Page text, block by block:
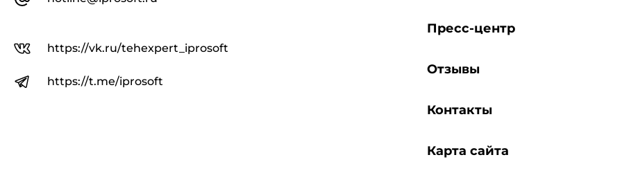
https://vk.ru/tehexpert_iprosoft
https://t.me/iprosoft
Пресс-центр
Отзывы
Контакты
Карта сайта